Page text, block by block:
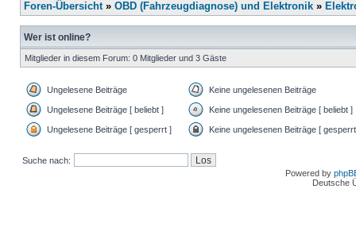
Foren-Übersicht» OBD (Fahrzeugdiagnose) und Elektronik »
Wer ist online?
Mitglieder in diesem Forum: 0 Mitglieder und 3 Gäste
Ungelesene Beiträge Keine ungelesenen Beiträge
Ungelesene Beiträge [ beliebt ] Keine ungelesenen Beiträge [ beliebt ]
Ungelesene Beiträge [ gesperrt ] Keine ungelesenen Beiträge [
Suche nach:
Powered by
Deutsche